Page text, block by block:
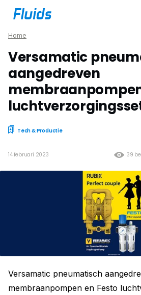
Home
Versamatic
aangedreven
Tech & Productie
39
14 februari 2023
Versamatic pneumatisch
membraanpompen en Festo